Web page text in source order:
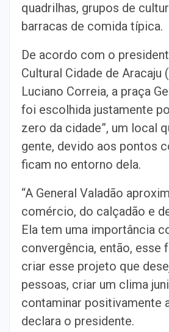
quadrilhas, grupos de
barracas de comida típica.
De acordo com o
Cultural Cidade de Aracaju
Luciano Correia, a praça
foi escolhida justamente
zero da cidade”, um local
gente, devido aos pontos
ficam no entorno dela.
“A General Valadão
comércio, do calçadão e
Ela tem uma importância
convergência, então, esse
criar esse projeto que
pessoas, criar um clima
contaminar positivamente
declara o presidente.